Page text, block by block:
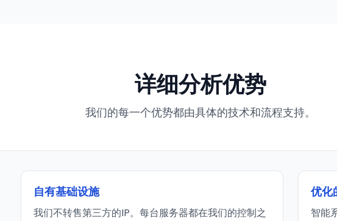
详细分析优势
我们的每一个优势都由具体的技术和流程支持。
自有基础设施
我们不转售第三方的IP。每台服务器都在我们的控制之
优化
智能